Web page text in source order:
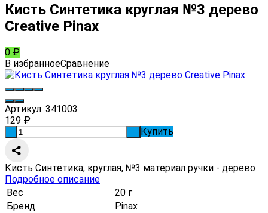
Кисть Синтетика круглая №3 дерево
Creative Pinax
0 ₽
В избранноеСравнение
Артикул: 341003
129 ₽
Купить
Кисть Синтетика, круглая, №3 материал ручки - дерево
Подробное описание
Вес
20 г
Бренд
Pinax